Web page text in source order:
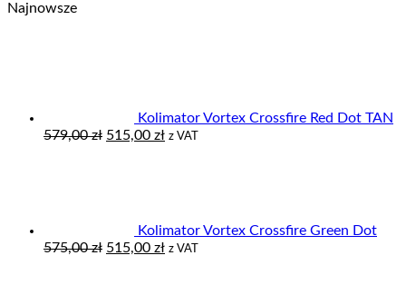
Najnowsze
Kolimator Vortex Crossfire Red Dot TAN
579,00zł Pierwotna
515,00 złAktualna
z VAT
Kolimator Vortex Crossfire Green Dot
575,00zł Pierwotna
515,00 złAktualna
z VAT